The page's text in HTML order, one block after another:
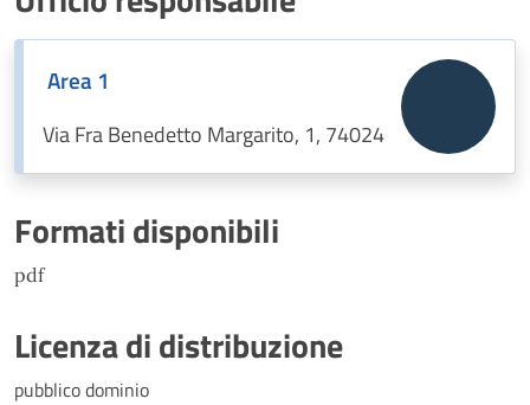
Area 1
Via Fra Benedetto Margarito, 1, 74024
Formati disponibili
pdf
Licenza di distribuzione
pubblico dominio